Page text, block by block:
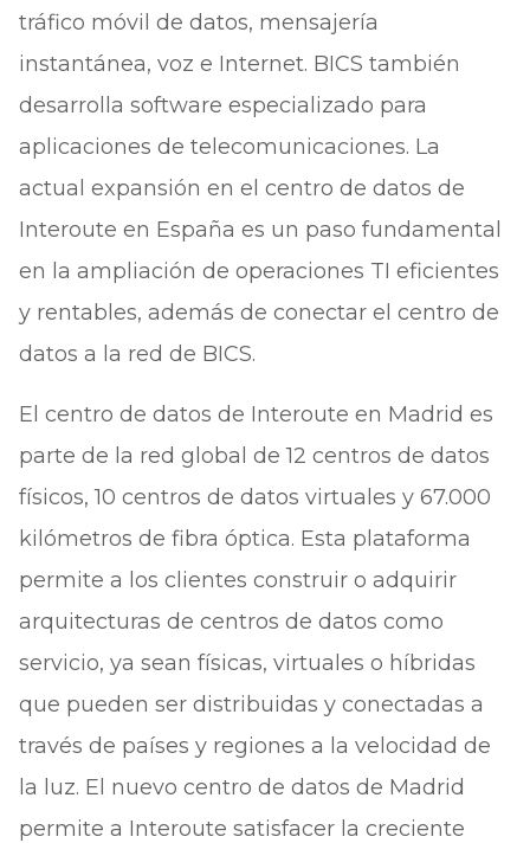
tráfico móvil de datos, mensajería
instantánea, voz e Internet. BICS también
desarrolla software especializado para
aplicaciones de telecomunicaciones. La
actual expansión en el centro de datos de
Interoute en España es un paso fundamental
en la ampliación de operaciones TI eficientes
y rentables, además de conectar el centro de
datos a la red de BICS.
El centro de datos de Interoute en Madrid es
parte de la red global de 12 centros de datos
físicos, 10 centros de datos virtuales y 67.000
kilómetros de fibra óptica. Esta plataforma
permite a los clientes construir o adquirir
arquitecturas de centros de datos como
servicio, ya sean físicas, virtuales o híbridas
que pueden ser distribuidas y conectadas a
través de países y regiones a la velocidad de
la luz. El nuevo centro de datos de Madrid
permite a Interoute satisfacer la creciente